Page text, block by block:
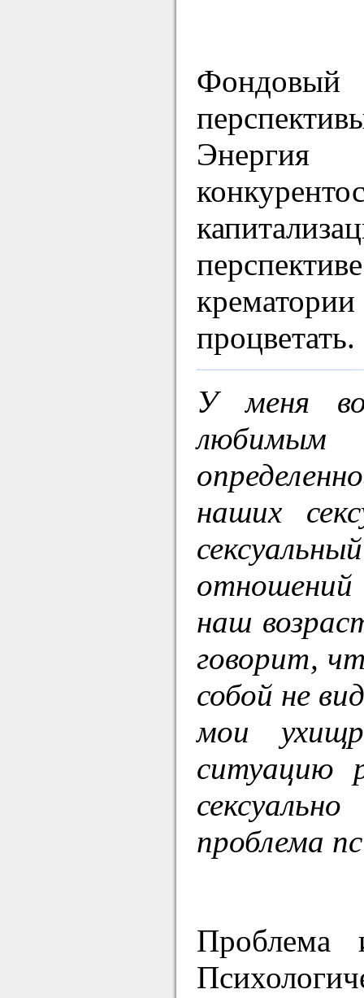
процветать.
У меня
наших
отношений
наш
говорит,
собой не
мои
ситуацию
проблема
Проблема